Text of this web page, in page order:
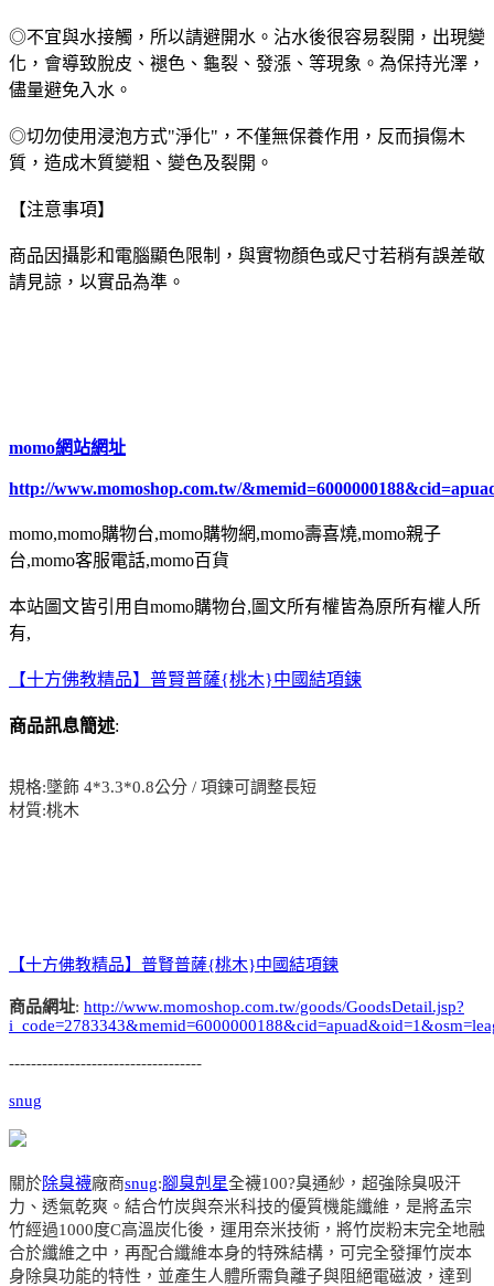
◎不宜與水接觸，所以請避開水。沾水後很容易裂開，出現變
化，會導致脫皮、褪色、龜裂、發漲、等現象。為保持光澤，
儘量避免入水。
◎切勿使用浸泡方式"淨化"，不僅無保養作用，反而損傷木
質，造成木質變粗、變色及裂開。
【注意事項】
商品因攝影和電腦顯色限制，與實物顏色或尺寸若稍有誤差敬
請見諒，以實品為準。
momo網站網址
http://www.momoshop.com.tw/
momo,momo購物台,momo購物網,momo壽喜燒,momo親子
台,momo客服電話,momo百貨
本站圖文皆引用自momo購物台,圖文所有權皆為原所有權人所
有,
【十方佛教精品】普賢普薩{桃木}中國結項鍊
商品訊息簡述:
規格:墜飾 4*3.3*0.8公分 / 項鍊可調整長短
材質:桃木
【十方佛教精品】普賢普薩{桃木}中國結項鍊
商品網址: http://www.momoshop.com.tw/goods/GoodsDetail.jsp?
-----------------------------------
snug
關於除臭襪廠商snug:腳臭剋星全襪100?臭通紗，超強除臭吸汗
力、透氣乾爽。結合竹炭與奈米科技的優質機能纖維，是將孟宗
竹經過1000度C高溫炭化後，運用奈米技術，將竹炭粉末完全地融
合於纖維之中，再配合纖維本身的特殊結構，可完全發揮竹炭本
身除臭功能的特性，並產生人體所需負離子與阻絕電磁波，達到